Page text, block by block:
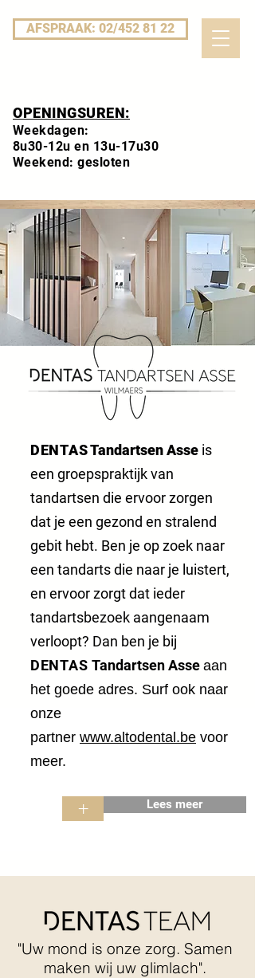
AFSPRAAK: 02/452 81 22
OPENINGSUREN:
Weekdagen:
8u30-12u en 13u-17u30
Weekend: gesloten
Lees meer
+
DENTASTandartsen Asse is
een groepspraktijk van
tandartsen die ervoor zorgen
dat je een gezond en stralend
gebit hebt. Ben je op zoek naar
een tandarts die naar je luistert,
en ervoor zorgt dat ieder
tandartsbezoek aangenaam
verloopt? Dan ben je bij
DENTASTandartsen Asse aan
het goede adres. Surf ook naar
onze
partner www.altodental.be voor
meer.
"Uw mond is onze zorg. Samen
maken wij uw glimlach".